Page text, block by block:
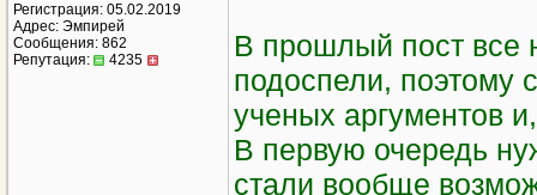
Регистрация: 05.02.2019
Адрес: Эмпирей
Сообщения: 862
Репутация:
4235
В прошлый пост все
подоспели, поэтому
ученых аргументов
В первую очередь
стали вообще